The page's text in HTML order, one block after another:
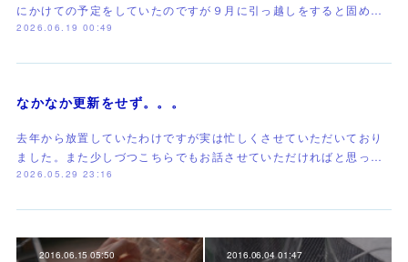
にかけての予定をしていたのですが９月に引っ越しをすると固め…
2026.06.19 00:49
なかなか更新をせず。。。
去年から放置していたわけですが実は忙しくさせていただいており
ました。また少しづつこちらでもお話させていただければと思っ…
2026.05.29 23:16
2016.06.15 05:50 2016.06.04 01:47